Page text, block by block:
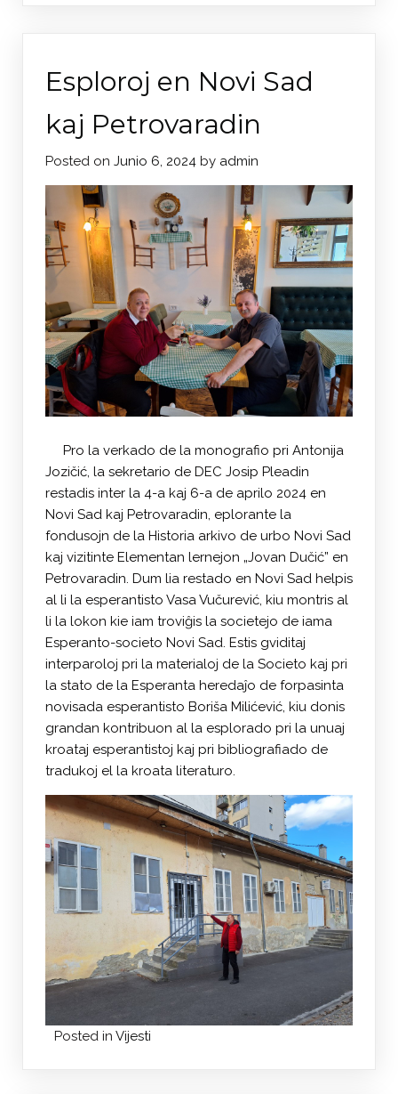
Esploroj en Novi Sad
kaj Petrovaradin
Posted on Junio 6, 2024 by admin
Pro la verkado de la monografio pri Antonija
Jozičić, la sekretario de DEC Josip Pleadin
restadis inter la 4-a kaj 6-a de aprilo 2024 en
Novi Sad kaj Petrovaradin, eplorante la
fondusojn de la Historia arkivo de urbo Novi Sad
kaj vizitinte Elementan lernejon „Jovan Dučić” en
Petrovaradin. Dum lia restado en Novi Sad helpis
al li la esperantisto Vasa Vučurević, kiu montris al
li la lokon kie iam troviĝis la societejo de iama
Esperanto-societo Novi Sad. Estis gviditaj
interparoloj pri la materialoj de la Societo kaj pri
la stato de la Esperanta heredaĵo de forpasinta
novisada esperantisto Boriša Milićević, kiu donis
grandan kontribuon al la esplorado pri la unuaj
kroataj esperantistoj kaj pri bibliografiado de
tradukoj el la kroata literaturo.
Posted in Vijesti